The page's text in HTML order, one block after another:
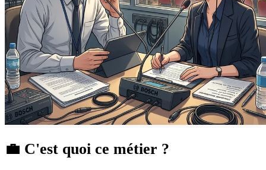
💼 C'est quoi ce métier ?